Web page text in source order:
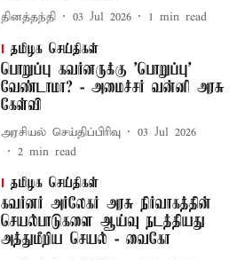
தினத்தந்தி 03 Jul 2026 1 min read
தமிழக செய்திகள்
பொறுப்பு கவர்னருக்கு 'பொறுப்பு'
வேண்டாமா? - அமைச்சர் வன்னி அரசு
கேள்வி
அரசியல் செய்திப்பிரிவு
03 Jul 2026
2 min read
தமிழக செய்திகள்
கவர்னர் அர்லேகர் அரசு நிர்வாகத்தின்
செயல்பாடுகளை ஆய்வு நடத்தியது
அத்துமீறிய செயல் - வைகோ